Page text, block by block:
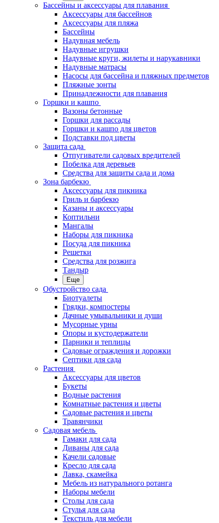
Бассейны и аксессуары для плавания
Аксессуары для бассейнов
Аксессуары для пляжа
Бассейны
Надувная мебель
Надувные игрушки
Надувные круги, жилеты и нарукавники
Надувные матрасы
Насосы для бассейна и пляжных предметов
Пляжные зонты
Принадлежности для плавания
Горшки и кашпо
Вазоны бетонные
Горшки для рассады
Горшки и кашпо для цветов
Подставки под цветы
Защита сада
Отпугиватели садовых вредителей
Побелка для деревьев
Средства для защиты сада и дома
Зона барбекю
Аксессуары для пикника
Гриль и барбекю
Казаны и аксессуары
Коптильни
Мангалы
Наборы для пикника
Посуда для пикника
Решетки
Средства для розжига
Тандыр
Еще
Обустройство сада
Биотуалеты
Грядки, компостеры
Дачные умывальники и души
Мусорные урны
Опоры и кустодержатели
Парники и теплицы
Садовые ограждения и дорожки
Септики для сада
Растения
Аксессуары для цветов
Букеты
Водные растения
Комнатные растения и цветы
Садовые растения и цветы
Травянчики
Садовая мебель
Гамаки для сада
Диваны для сада
Качели садовые
Кресло для сада
Лавка, скамейка
Мебель из натурального ротанга
Наборы мебели
Столы для сада
Стулья для сада
Текстиль для мебели